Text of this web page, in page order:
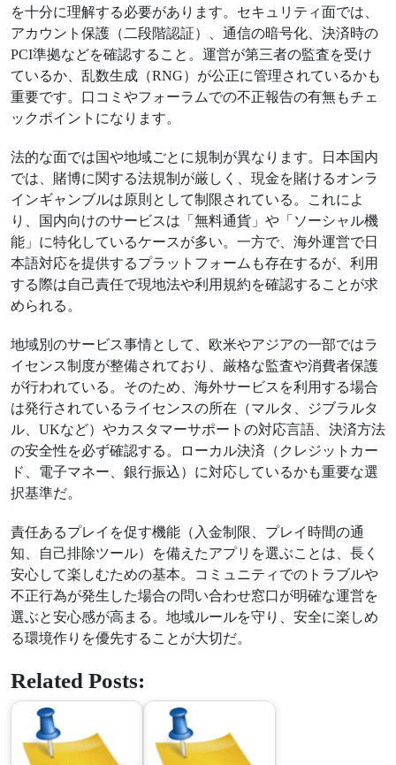
を十分に理解する必要があります。セキュリティ面では、
アカウント保護（二段階認証）、通信の暗号化、決済時の
PCI準拠などを確認すること。運営が第三者の監査を受け
ているか、乱数生成（RNG）が公正に管理されているかも
重要です。口コミやフォーラムでの不正報告の有無もチェ
ックポイントになります。
法的な面では国や地域ごとに規制が異なります。日本国内
では、賭博に関する法規制が厳しく、現金を賭けるオンラ
インギャンブルは原則として制限されている。これによ
り、国内向けのサービスは「無料通貨」や「ソーシャル機
能」に特化しているケースが多い。一方で、海外運営で日
本語対応を提供するプラットフォームも存在するが、利用
する際は自己責任で現地法や利用規約を確認することが求
められる。
地域別のサービス事情として、欧米やアジアの一部ではラ
イセンス制度が整備されており、厳格な監査や消費者保護
が行われている。そのため、海外サービスを利用する場合
は発行されているライセンスの所在（マルタ、ジブラルタ
ル、UKなど）やカスタマーサポートの対応言語、決済方法
の安全性を必ず確認する。ローカル決済（クレジットカー
ド、電子マネー、銀行振込）に対応しているかも重要な選
択基準だ。
責任あるプレイを促す機能（入金制限、プレイ時間の通
知、自己排除ツール）を備えたアプリを選ぶことは、長く
安心して楽しむための基本。コミュニティでのトラブルや
不正行為が発生した場合の問い合わせ窓口が明確な運営を
選ぶと安心感が高まる。地域ルールを守り、安全に楽しめ
る環境作りを優先することが大切だ。
Related Posts: